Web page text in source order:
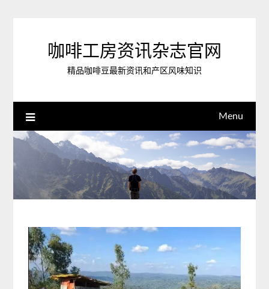
咖啡工房资讯杂志官网
精品咖啡豆最新资讯和产区风味知识
Menu